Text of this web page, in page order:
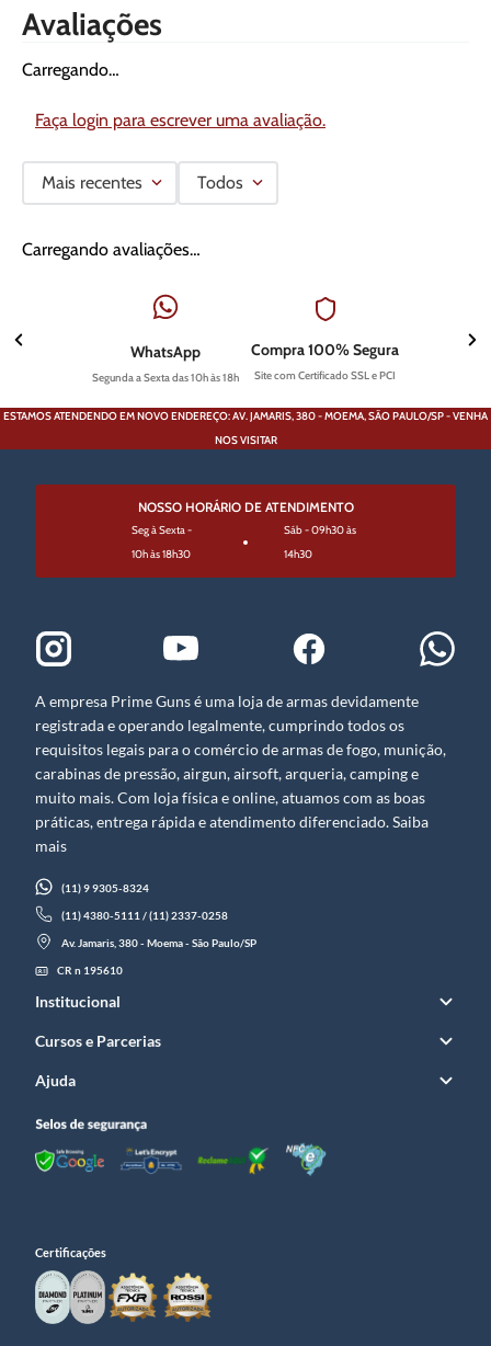
Avaliações
Carregando…
Faça login para escrever uma avaliação.
Mais recentes Todos
Carregando avaliações…
WhatsApp
Segunda a Sexta das 10h às 18h
Compra 100% Segura
Site com Certificado SSL e PCI
ESTAMOS ATENDENDO EM NOVO ENDEREÇO: AV. JAMARIS, 380 - MOEMA, SÃO PAULO/SP - VENHA
NOS VISITAR
NOSSO HORÁRIO DE ATENDIMENTO
Seg à Sexta -
10h às 18h30
Sáb - 09h30 às
14h30
A empresa Prime Guns é uma loja de armas devidamente
registrada e operando legalmente, cumprindo todos os
requisitos legais para o comércio de armas de fogo, munição,
carabinas de pressão, airgun, airsoft, arqueria, camping e
muito mais. Com loja física e online, atuamos com as boas
práticas, entrega rápida e atendimento diferenciado. Saiba
mais
(11) 9 9305-8324
(11) 4380-5111 / (11) 2337-0258
Av. Jamaris, 380 - Moema - São Paulo/SP
CR n 195610
Institucional
Cursos e Parcerias
Ajuda
Certificações